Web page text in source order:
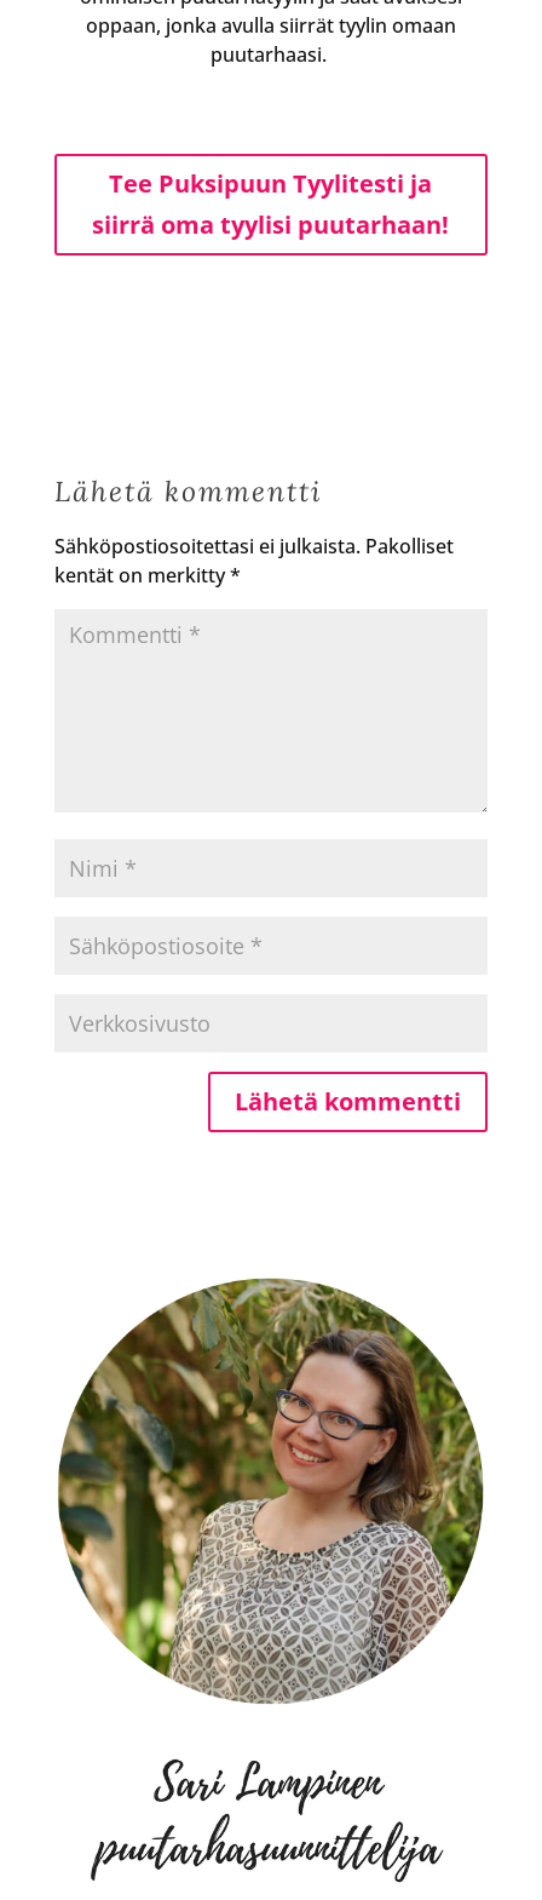
oppaan, jonka avulla siirrät tyylin omaan
puutarhaasi.
Tee Puksipuun Tyylitesti ja
siirrä oma tyylisi puutarhaan!
Lähetä kommentti
Sähköpostiosoitettasi ei julkaista. Pakolliset
kentät on merkitty*